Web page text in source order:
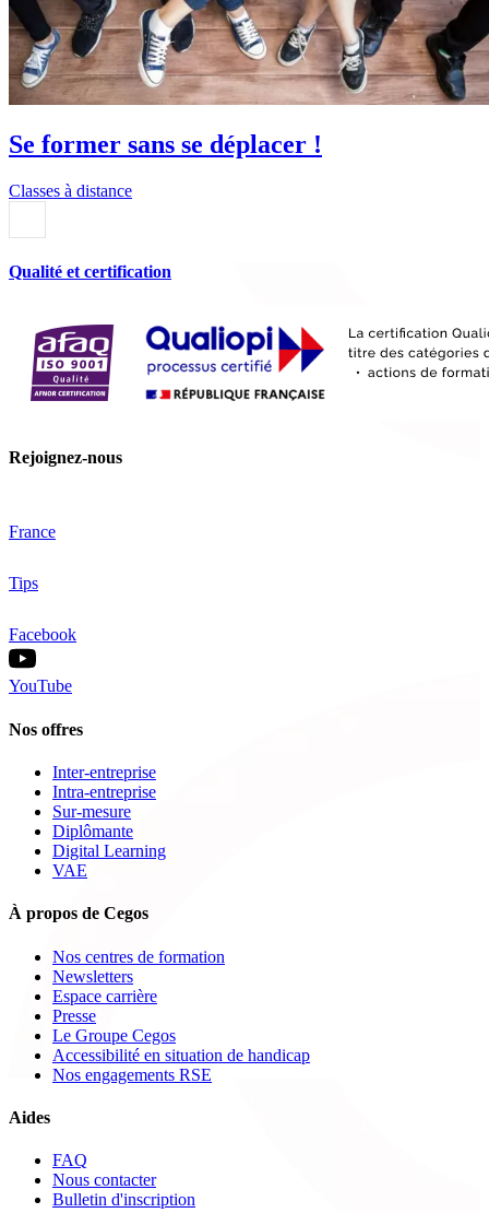
Se former sans se déplacer !
Classes à distance
Qualité et certification
Rejoignez-nous
France
Tips
Facebook
YouTube
Nos offres
Inter-entreprise
Intra-entreprise
Sur-mesure
Diplômante
Digital Learning
VAE
À propos de Cegos
Nos centres de formation
Newsletters
Espace carrière
Presse
Le Groupe Cegos
Accessibilité en situation de handicap
Nos engagements RSE
Aides
FAQ
Nous contacter
Bulletin d'inscription